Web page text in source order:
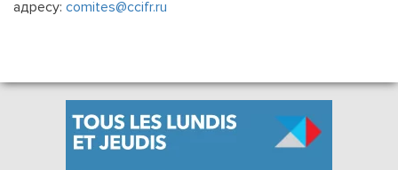
адресу: comites@ccifr.ru